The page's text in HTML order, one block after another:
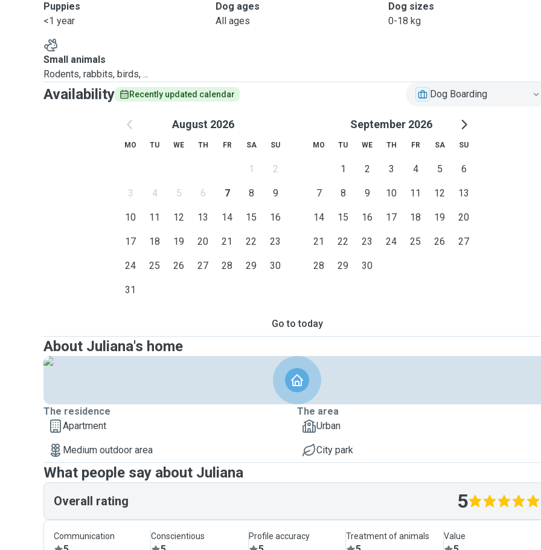
Puppies
<1 year
Dog ages
All ages
Dog sizes
0-18 kg
Small animals
Rodents, rabbits, birds, ...
Availability Recently updated calendar Dog Boarding
August 2026
MO TU WE TH FR SA SU
1 2
3 4 5 6 7 8 9
10 11 12 13 14 15 16
17 18 19 20 21 22 23
24 25 26 27 28 29 30
31
September 2026
MO TU WE TH FR SA SU
1 2 3 4 5 6
7 8 9 10 11 12 13
14 15 16 17 18 19 20
21 22 23 24 25 26 27
28 29 30
Go to today
About Juliana's home
The residence
Apartment
Medium outdoor area
The area
Urban
City park
What people say about Juliana
Overall rating 5
Communication Conscientious Profile accuracy Treatment of animals Value